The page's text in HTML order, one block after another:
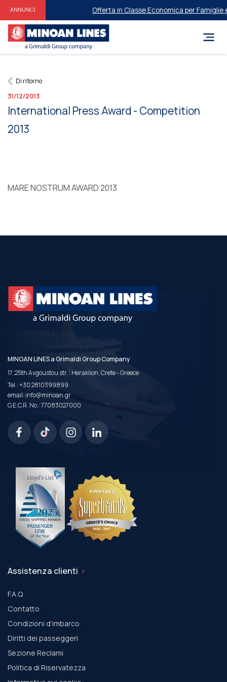
ANNUNCI Offerta in Classe Economica per Famiglie
Di ritorno
31/12/2013
International Press Award - Competition
2013
MARE NOSTRUM AWARD 2013
MINOAN LINES a Grimaldi Group Company
17, 25th Avgoustou str. | Heraklion, Crete - Greece
Tel.:+30 2810399899
email:info@minoan.gr
G.E.C.R. No.: 77083027000
Assistenza clienti
F.A.Q
Contatto
Condizioni d’imbarco
Diritti dei passeggeri
Sezione Reclami
Politica di Riservatezza